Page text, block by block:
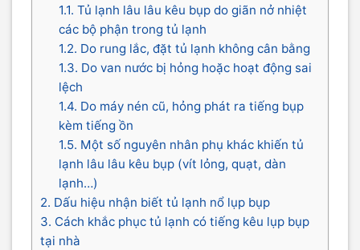
1.1. Tủ lạnh lâu lâu kêu bụp do giãn nở nhiệt
các bộ phận trong tủ lạnh
1.2. Do rung lắc, đặt tủ lạnh không cân bằng
1.3. Do van nước bị hỏng hoặc hoạt động sai
lệch
1.4. Do máy nén cũ, hỏng phát ra tiếng bụp
kèm tiếng ồn
1.5. Một số nguyên nhân phụ khác khiến tủ
lạnh lâu lâu kêu bụp (vít lỏng, quạt, dàn
lạnh…)
2. Dấu hiệu nhận biết tủ lạnh nổ lụp bụp
3. Cách khắc phục tủ lạnh có tiếng kêu lụp bụp
tại nhà